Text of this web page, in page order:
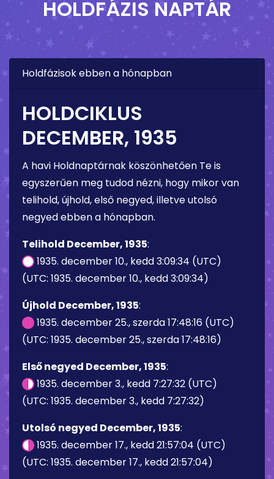
HOLDFÁZIS NAPTÁR
Holdfázisok ebben a hónapban
HOLDCIKLUS
DECEMBER, 1935
A havi Holdnaptárnak köszönhetően Te is
egyszerűen meg tudod nézni, hogy mikor van
telihold, újhold, első negyed, illetve utolsó
negyed ebben a hónapban.
Telihold December, 1935:
1935. december 10., kedd 3:09:34 (UTC)
(UTC: 1935. december 10., kedd 3:09:34)
Újhold December, 1935:
1935. december 25., szerda 17:48:16 (UTC)
(UTC: 1935. december 25., szerda 17:48:16)
Első negyed December, 1935:
1935. december 3., kedd 7:27:32 (UTC)
(UTC: 1935. december 3., kedd 7:27:32)
Utolsó negyed December, 1935:
1935. december 17., kedd 21:57:04 (UTC)
(UTC: 1935. december 17., kedd 21:57:04)